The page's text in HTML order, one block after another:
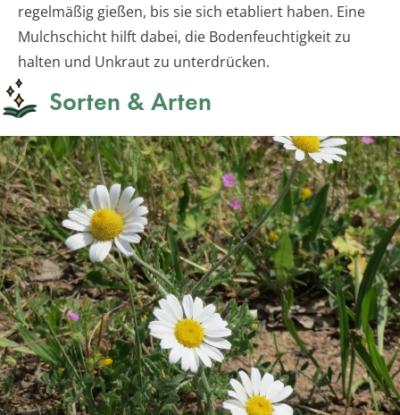
regelmäßig gießen, bis sie sich etabliert haben. Eine
Mulchschicht hilft dabei, die Bodenfeuchtigkeit zu
halten und Unkraut zu unterdrücken.
Sorten & Arten